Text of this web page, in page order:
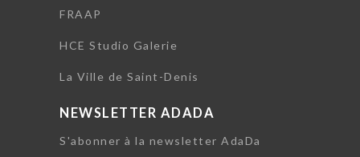
FRAAP
HCE Studio Galerie
La Ville de Saint-Denis
NEWSLETTER ADADA
S'abonner à la newsletter AdaDa